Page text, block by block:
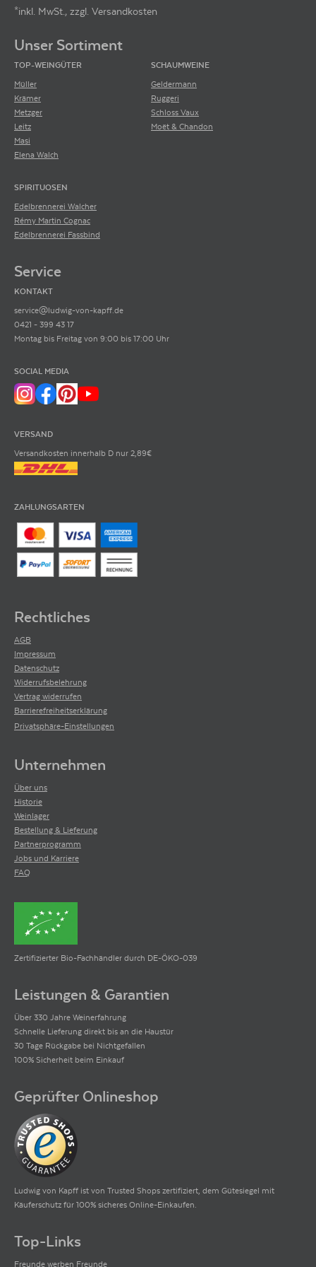
sind. Hoch angesehene Weinbaugebiete sind beispielsweise Baden
(etwa der Kaiserstuhl), die Pfalz oder das Ahrtal. Spitzenweine zeichnen
vielschichtiges Bukett aus. Sie sind zudem viele Jahre lagerfähig.
Footer-Menü
*inkl. MwSt., zzgl. Versandkosten
Unser Sortiment
TOP-WEINGÜTER
Müller
Krämer
Metzger
Leitz
Masi
Elena Walch
SCHAUMWEINE
Geldermann
Ruggeri
Schloss Vaux
Moët & Chandon
SPIRITUOSEN
Edelbrennerei Walcher
Rémy Martin Cognac
Edelbrennerei Fassbind
Service
KONTAKT
service@ludwig-von-kapff.de
0421 - 399 43 17
Montag bis Freitag von 9:00 bis 17:00 Uhr
SOCIAL MEDIA
VERSAND
Versandkosten innerhalb D nur 2,89€
ZAHLUNGSARTEN
Rechtliches
AGB
Impressum
Datenschutz
Widerrufsbelehrung
Vertrag widerrufen
Barrierefreiheitserklärung
Privatsphäre-Einstellungen
Unternehmen
Über uns
Historie
Weinlager
Bestellung & Lieferung
Partnerprogramm
Jobs und Karriere
FAQ
Zertifizierter Bio-Fachhändler durch DE-ÖKO-039
Leistungen & Garantien
Über 330 Jahre Weinerfahrung
Schnelle Lieferung direkt bis an die Haustür
30 Tage Rückgabe bei Nichtgefallen
100% Sicherheit beim Einkauf
Geprüfter Onlineshop
Ludwig von Kapff ist von Trusted Shops zertifiziert, dem Gütesiegel mit
Käuferschutz für 100% sicheres Online-Einkaufen.
Top-Links
Freunde werben Freunde